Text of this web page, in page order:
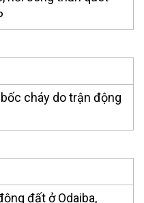
cháy do trận động
đất ở Odaiba,